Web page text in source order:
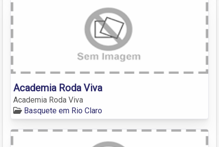
Academia Roda Viva
Academia Roda Viva
Basquete em Rio Claro